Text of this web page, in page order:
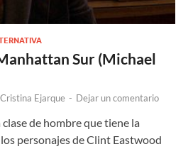
Sur (Michael
Cristina Ejarque - Dejar un comentario
de hombre que tiene la
personajes de Clint Eastwood